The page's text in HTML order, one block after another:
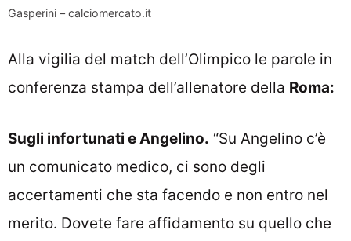
Gasperini – calciomercato.it
Alla vigilia del match dell’Olimpico le parole in
conferenza stampa dell’allenatore della Roma:
Sugli infortunati e Angelino. “Su Angelino c’è
un comunicato medico, ci sono degli
accertamenti che sta facendo e non entro nel
merito. Dovete fare affidamento su quello che